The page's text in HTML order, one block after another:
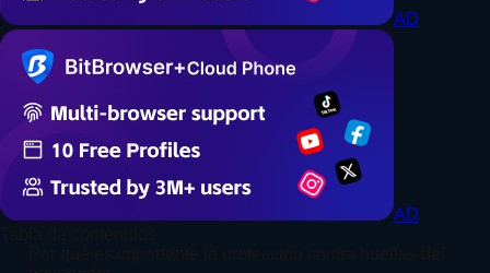
AD
AD